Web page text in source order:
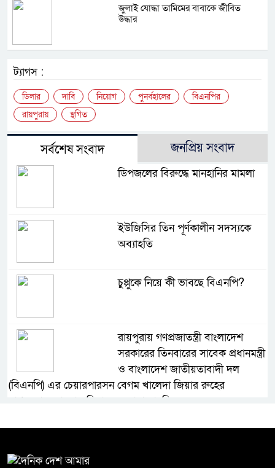
জুলাই যোদ্ধা তামিমের বাবাকে জীবিত
উদ্ধার
ট্যাগস :
ডিলার দাবি নিয়োগ পুনর্বহালের
বিএনপির
রায়পুরায়
স্থগিত
সর্বশেষ সংবাদ জনপ্রিয় সংবাদ
ডিপজলের বিরুদ্ধে মানহানির মামলা
ইউজিসির তিন পূর্ণকালীন সদস্যকে
অব্যাহতি
চুপ্পুকে নিয়ে কী ভাবছে বিএনপি?
রায়পুরায় গণপ্রজাতন্ত্রী বাংলাদেশ
সরকারের তিনবারের সাবেক প্রধানমন্ত্রী
ও বাংলাদেশ জাতীয়তাবাদী দল
(বিএনপি) এর চেয়ারপারসন বেগম খালেদা জিয়ার রুহের
মাগফেরাত কামনায় মিলাদ ও দোয়া মাহফিল